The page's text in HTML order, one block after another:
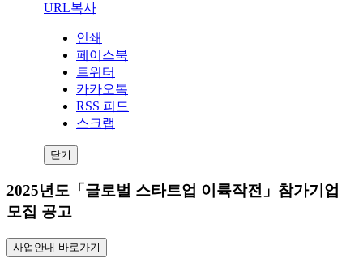
URL복사
인쇄
페이스북
트위터
카카오톡
RSS 피드
스크랩
닫기
2025년도「글로벌 스타트업 이륙작전」참가기업
모집 공고
사업안내 바로가기